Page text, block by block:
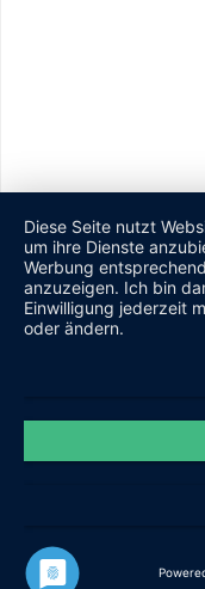
Diese Seite nutzt
um ihre Dienste
Werbung
anzuzeigen. Ich bin
Einwilligung jederzeit
oder ändern.